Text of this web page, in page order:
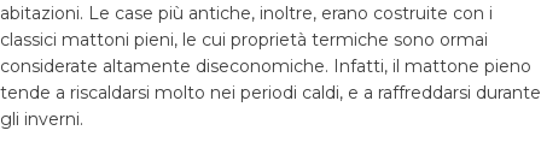
abitazioni. Le case più antiche, inoltre, erano costruite con i
classici mattoni pieni, le cui proprietà termiche sono ormai
considerate altamente diseconomiche. Infatti, il mattone pieno
tende a riscaldarsi molto nei periodi caldi, e a raffreddarsi durante
gli inverni.